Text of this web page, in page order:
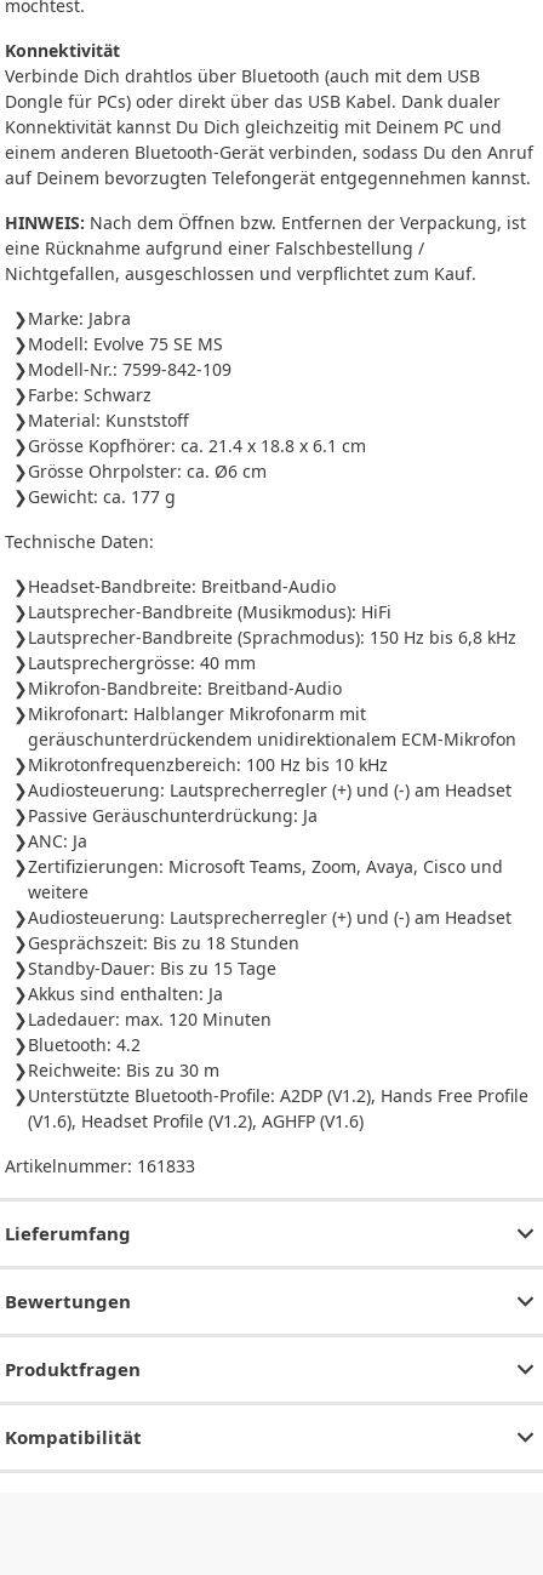
möchtest.
Konnektivität
Verbinde Dich drahtlos über Bluetooth (auch mit dem USB
Dongle für PCs) oder direkt über das USB Kabel. Dank dualer
Konnektivität kannst Du Dich gleichzeitig mit Deinem PC und
einem anderen Bluetooth-Gerät verbinden, sodass Du den Anruf
auf Deinem bevorzugten Telefongerät entgegennehmen kannst.
HINWEIS: Nach dem Öffnen bzw. Entfernen der Verpackung, ist
eine Rücknahme aufgrund einer Falschbestellung /
Nichtgefallen, ausgeschlossen und verpflichtet zum Kauf.
Marke: Jabra
Modell: Evolve 75 SE MS
Modell-Nr.: 7599-842-109
Farbe: Schwarz
Material: Kunststoff
Grösse Kopfhörer: ca. 21.4 x 18.8 x 6.1 cm
Grösse Ohrpolster: ca. Ø6 cm
Gewicht: ca. 177 g
Technische Daten:
Headset-Bandbreite: Breitband-Audio
Lautsprecher-Bandbreite (Musikmodus): HiFi
Lautsprecher-Bandbreite (Sprachmodus): 150 Hz bis 6,8 kHz
Lautsprechergrösse: 40 mm
Mikrofon-Bandbreite: Breitband-Audio
Mikrofonart: Halblanger Mikrofonarm mit
geräuschunterdrückendem unidirektionalem ECM-Mikrofon
Mikrotonfrequenzbereich: 100 Hz bis 10 kHz
Audiosteuerung: Lautsprecherregler (+) und (-) am Headset
Passive Geräuschunterdrückung: Ja
ANC: Ja
Zertifizierungen: Microsoft Teams, Zoom, Avaya, Cisco und
weitere
Audiosteuerung: Lautsprecherregler (+) und (-) am Headset
Gesprächszeit: Bis zu 18 Stunden
Standby-Dauer: Bis zu 15 Tage
Akkus sind enthalten: Ja
Ladedauer: max. 120 Minuten
Bluetooth: 4.2
Reichweite: Bis zu 30 m
Unterstützte Bluetooth-Profile: A2DP (V1.2), Hands Free Profile
(V1.6), Headset Profile (V1.2), AGHFP (V1.6)
Artikelnummer: 161833
Lieferumfang
Bewertungen
Produktfragen
Kompatibilität